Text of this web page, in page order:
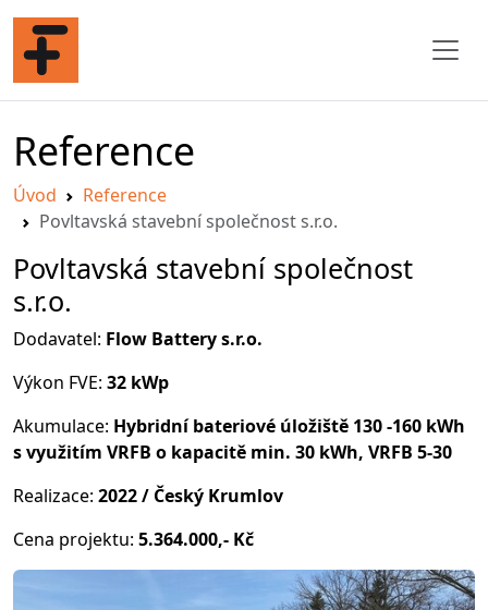
Reference
Úvod
Reference
Povltavská stavební společnost s.r.o.
Povltavská stavební společnost
s.r.o.
Dodavatel: Flow Battery s.r.o.
Výkon FVE: 32 kWp
Akumulace: Hybridní bateriové úložiště 130 -160 kWh
s využitím VRFB o kapacitě min. 30 kWh, VRFB 5-30
Realizace: 2022 / Český Krumlov
Cena projektu: 5.364.000,- Kč